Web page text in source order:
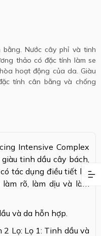
Nước cây phỉ và tinh
thảo có đặc tính làm se
hoạt động của da. Giàu
tính cân bằng và chống
Intensive Complex
tinh dầu cây bách,
tác dụng điều tiết bã
rõ, làm dịu và làm
và da hỗn hợp.
2 Lọ: Lọ 1: Tinh dầu và